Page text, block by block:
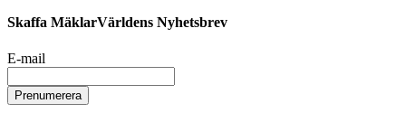
Skaffa MäklarVärldens Nyhetsbrev
E-mail
Prenumerera